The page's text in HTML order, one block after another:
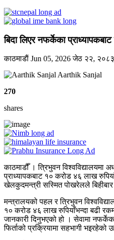
बिदा लिएर नफर्केका
काठमाडाैं Jun 05, 2026जेठ २२, २०८३
Aarthik Sanjal
270
shares
काठमाडौँ । त्रिभुवन विश्वविद्यालयमा
प्राध्यापकबाट १० करोड ४६ लाख
खेलकुदमन्त्री सस्मित पोखरेलले बिहीबार
मन्त्रालयको पहल र त्रिभुवन
१० करोड ४६ लाख रुपियाँभन्दा बढी
जानकारी दिनुभएको हो । सेवामा
फिर्ताको प्रक्रियामा सहभागी भइरहेको